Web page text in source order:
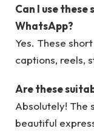
Can I use
WhatsApp?
Yes. These
captions, reels,
Are these
Absolutely! The
beautiful